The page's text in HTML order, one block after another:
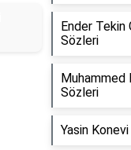
Ender Tekin
Sözleri
Muhammed
Sözleri
Yasin